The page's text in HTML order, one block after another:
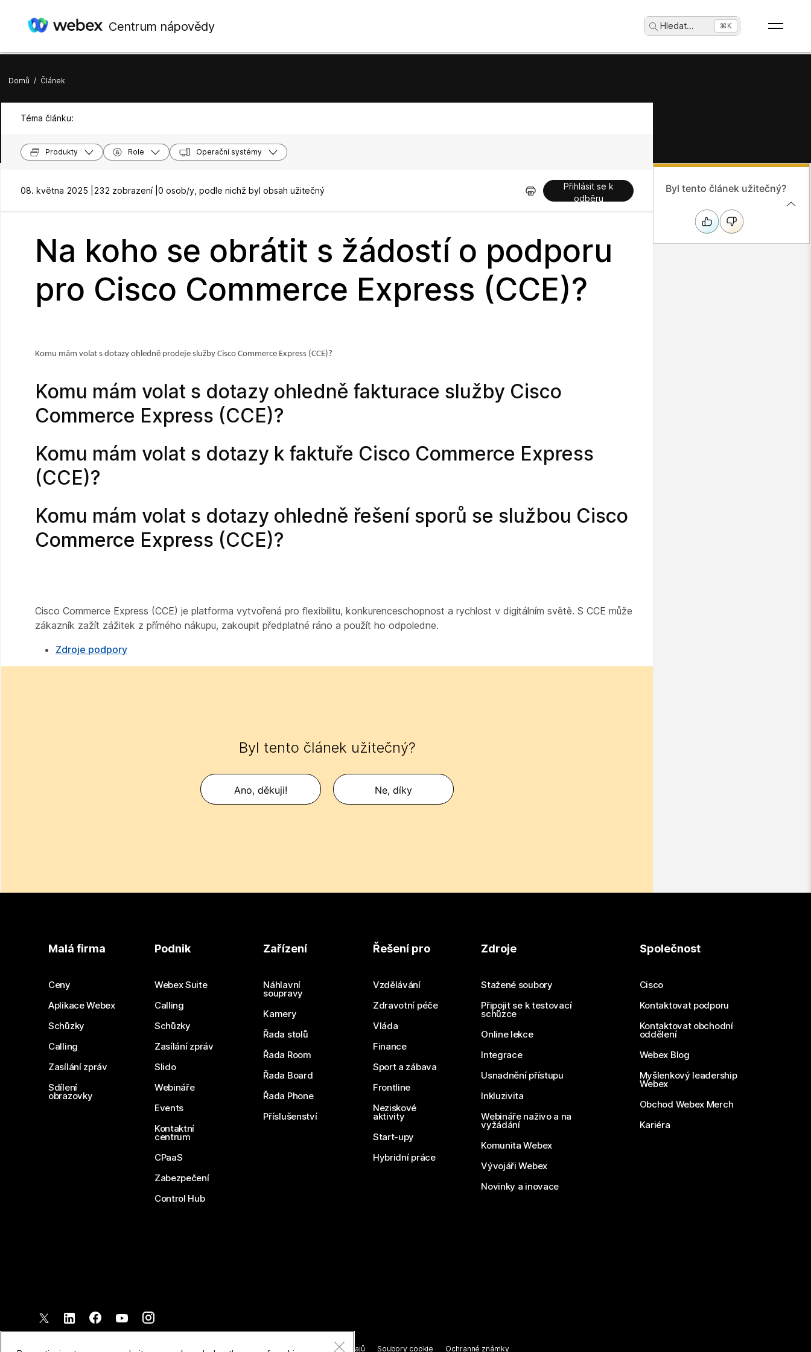
Centrum nápovědy Hledat... ⌘K
Domů / Článek
Téma článku:
Produkty Role Operační systémy
08. května 2025 | 232 zobrazení | 0 osob/y, podle nichž byl obsah užitečný
Přihlásit se k
odběru
Na koho se obrátit s žádostí o podporu
pro Cisco Commerce Express (CCE)?
Komu mám volat s dotazy ohledně prodeje služby Cisco Commerce Express (CCE)?
Komu mám volat s dotazy ohledně fakturace služby Cisco
Commerce Express (CCE)?
Komu mám volat s dotazy k faktuře Cisco Commerce Express
(CCE)?
Komu mám volat s dotazy ohledně řešení sporů se službou Cisco
Commerce Express (CCE)?
Cisco Commerce Express (CCE) je platforma vytvořená pro flexibilitu, konkurenceschopnost a rychlost v digitálním světě. S CCE může
zákazník zažít zážitek z přímého nákupu, zakoupit předplatné ráno a použít ho odpoledne.
Zdroje podpory
Byl tento článek užitečný?
Ano, děkuji! Ne, díky
Byl tento článek užitečný?
Malá firma
Ceny
Aplikace Webex
Schůzky
Calling
Zasílání zpráv
Sdílení
obrazovky
Podnik
Webex Suite
Calling
Schůzky
Zasílání zpráv
Slido
Webináře
Events
Kontaktní
centrum
CPaaS
Zabezpečení
Control Hub
Zařízení
Náhlavní
soupravy
Kamery
Řada stolů
Řada Room
Řada Board
Řada Phone
Příslušenství
Řešení pro
Vzdělávání
Zdravotní péče
Vláda
Finance
Sport a zábava
Frontline
Neziskové
aktivity
Start-upy
Hybridní práce
Zdroje
Stažené soubory
Připojit se k testovací
schůzce
Online lekce
Integrace
Usnadnění přístupu
Inkluzivita
Webináře naživo a na
vyžádání
Komunita Webex
Vývojáři Webex
Novinky a inovace
Společnost
Cisco
Kontaktovat podporu
Kontaktovat obchodní
oddělení
Webex Blog
Myšlenkový leadership
Webex
Obchod Webex Merch
Kariéra
Smluvní podmínky
Prohlášení o ochraně osobních údajů Soubory cookie Ochranné známky